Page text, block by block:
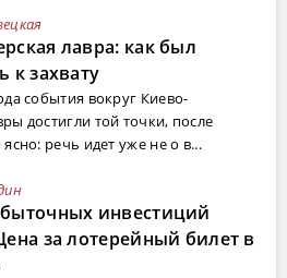
лавра: как был
к захвату
события вокруг Киево-
достигли той точки, после
ясно: речь идет уже не о в...
инвестиций
за лотерейный билет в